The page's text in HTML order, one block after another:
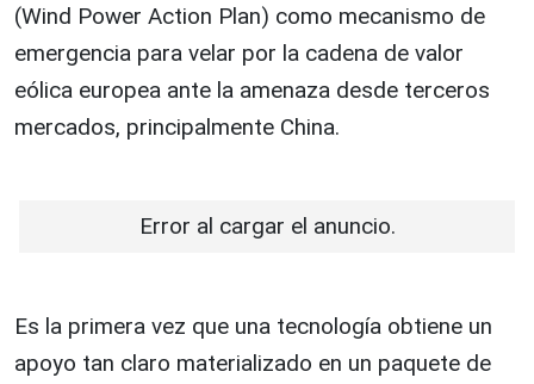
(Wind Power Action Plan) como mecanismo de
emergencia para velar por la cadena de valor
eólica europea ante la amenaza desde terceros
mercados, principalmente China.
Error al cargar el anuncio.
Es la primera vez que una tecnología obtiene un
apoyo tan claro materializado en un paquete de